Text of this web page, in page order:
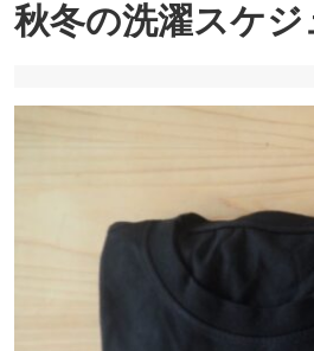
秋冬の洗濯スケジ